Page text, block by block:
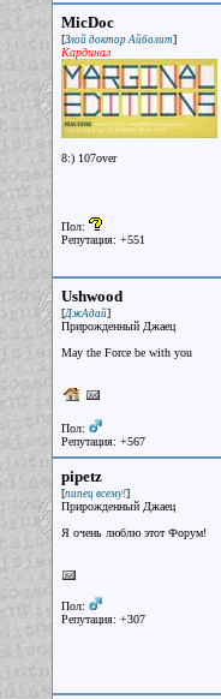
MicDoc
[Злой доктор Айболит]
Кардинал
8:) 107over
Пол:
Репутация: +551
Ushwood
[ДжАдай]
Прирожденный Джаец
May the Force be with you
Пол:
Репутация: +567
pipetz
[пипец всему!]
Прирожденный Джаец
Я очень люблю этот Форум!
Пол:
Репутация: +307